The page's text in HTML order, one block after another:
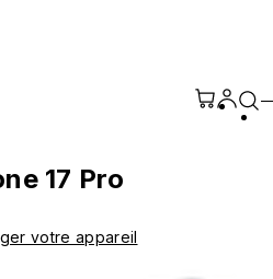
17 Pro
votre appareil